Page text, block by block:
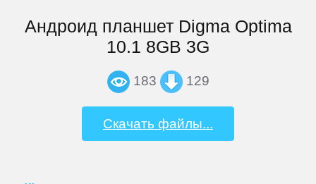
Андроид планшет Digma Optima
10.1 8GB 3G
183 129
Скачать файлы...
DEXP